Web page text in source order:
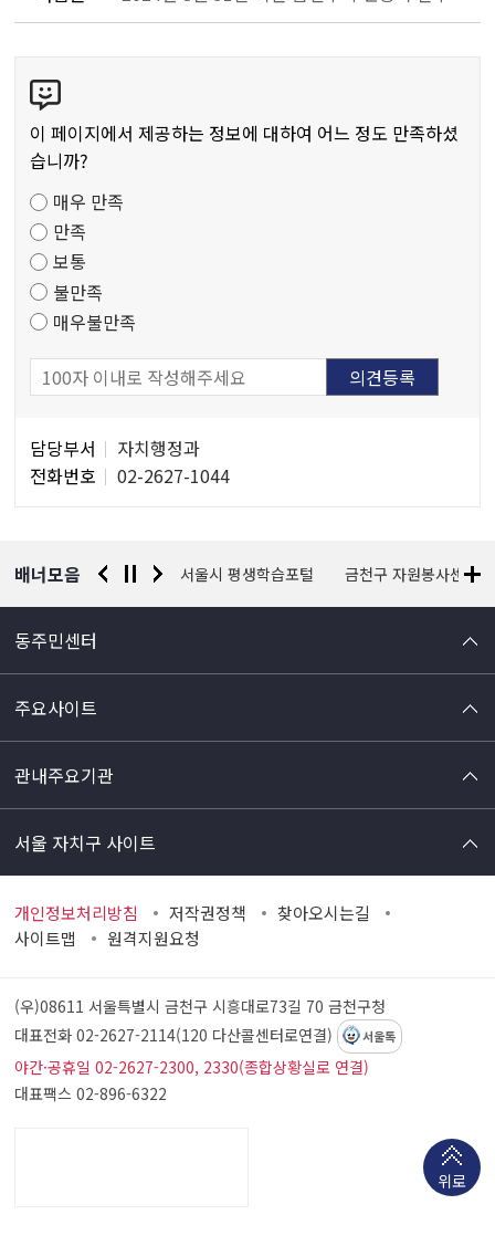
텐
츠
만
도
조
사
이 페이지에서 제공하는 정보에 대하여 어느 정도 만족하셨
습니까?
매우 만족
만족
보통
불만족
매우불만족
당
자
담당부서
자치행정과
전화번호
02-2627-1044
배너모음
찰청 유실물 통합포털 서울시 평생학습포털 금천구 자원봉사센터
동주민센터
주요사이트
관내주요기관
서울 자치구 사이트
개인정보처리방침 저작권정책
찾아오시는길
사이트맵
원격지원요청
위로
(우)08611 서울특별시 금천구 시흥대로73길 70금천구청
대표전화 02-2627-2114(120 다산콜센터로연결)
서울톡
야간·공휴일 02-2627-2300, 2330(종합상황실로 연결)
대표팩스 02-896-6322